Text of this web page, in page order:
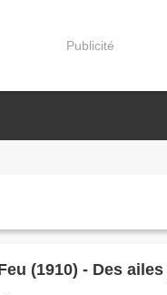
Publicité
(1910) - Des